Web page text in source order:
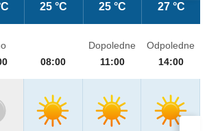
25 °C 25 °C 27 °C
08:00
Dopoledne
11:00
Odpoledne
14:00